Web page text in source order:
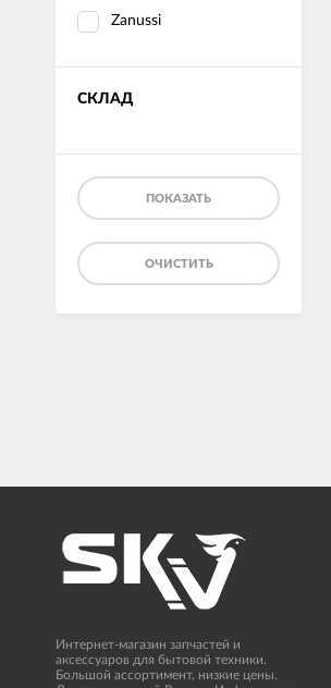
Zanussi
СКЛАД
ПОКАЗАТЬ
ОЧИСТИТЬ
Интернет-магазин запчастей и
аксессуаров для бытовой техники.
Большой ассортимент, низкие цены.